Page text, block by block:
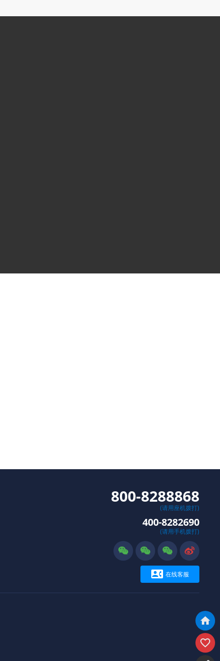


800-8288868
(请用座机拨打)
400-8282690
(请用手机拨打)
   
 在线客服